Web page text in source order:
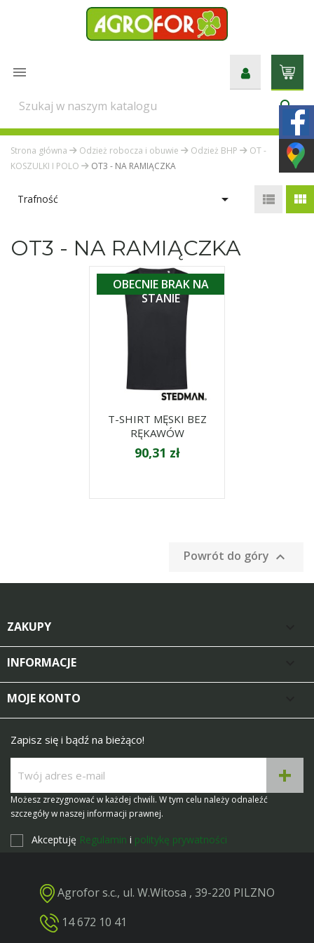

search
Strona główna Odzież robocza i obuwie Odzież BHP
OT -
KOSZULKI I POLO
OT3 - NA RAMIĄCZKA
Trafność   
OT3 - NA RAMIĄCZKA
T-SHIRT MĘSKI BEZ
RĘKAWÓW
90,31 zł
OBECNIE BRAK NA
STANIE
Powrót do góry 
ZAKUPY
INFORMACJE
MOJE KONTO
Zapisz się i bądź na bieżąco!
Możesz zrezygnować w każdej chwili. W tym celu należy odnaleźć
szczegóły w naszej informacji prawnej.
Akceptuję Regulamin i politykę prywatności
Agrofor s.c., ul. W.Witosa , 39-220 PILZNO
14 672 10 41